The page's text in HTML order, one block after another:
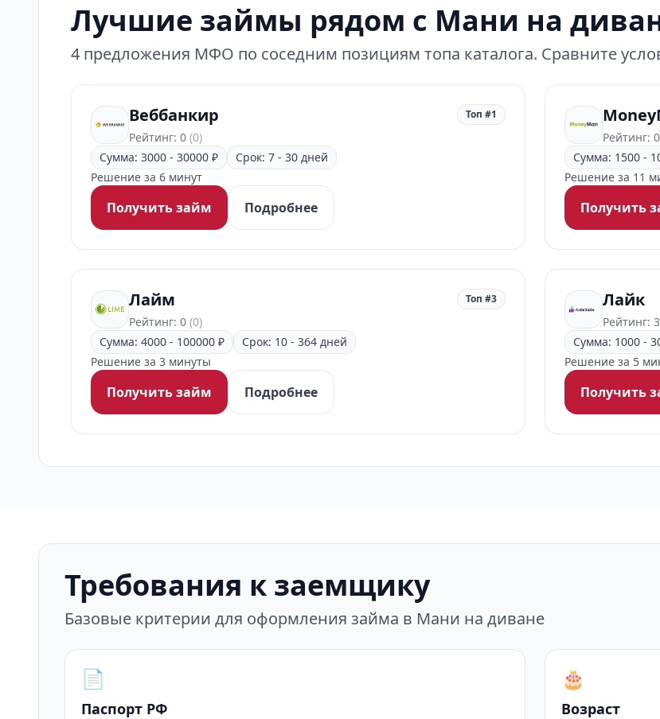
Лучшие займы рядом с Мани на
4 предложения МФО по соседним позициям топа каталога. Сравните
Веббанкир
Рейтинг: 0 (0)
Топ #1
Сумма: 3000 - 30000 ₽
Срок: 7 - 30 дней
Решение за 6 минут
Получить займ Подробнее
Рейтинг: 0
Сумма: 1500 -
Решение за 11
Получить
Лайм
Рейтинг: 0 (0)
Топ #3
Сумма: 4000 - 100000 ₽
Срок: 10 - 364 дней
Решение за 3 минуты
Получить займ Подробнее
Лайк
Рейтинг:
Сумма: 1000 -
Решение за 5
Получить
Требования к заемщику
Базовые критерии для оформления займа в Мани на диване
📄
Паспорт РФ
🎂
Возраст